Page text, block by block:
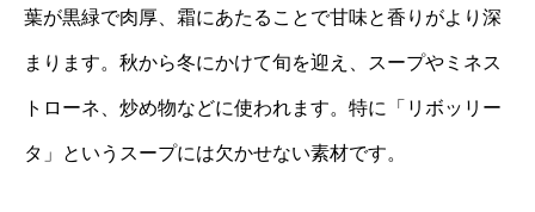
葉が黒緑で肉厚、霜にあたることで甘味と香りがより深
まります。秋から冬にかけて旬を迎え、スープやミネス
トローネ、炒め物などに使われます。特に「リボッリー
タ」というスープには欠かせない素材です。